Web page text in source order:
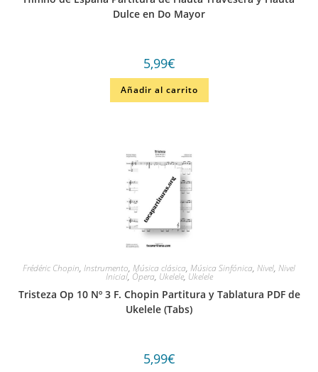
Dulce en Do Mayor
5,99€
Añadir al carrito
Frédéric Chopin, Instrumento, Música clásica, Música Sinfónica, Nivel, Nivel
Inicial, Ópera, Ukelele,Ukelele
Tristeza Op 10 Nº 3 F. Chopin Partitura y Tablatura PDF de
Ukelele (Tabs)
5,99€